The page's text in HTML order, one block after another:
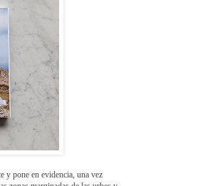
y pone en evidencia, una vez